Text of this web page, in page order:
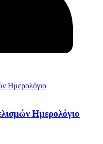
Ημερολόγιο